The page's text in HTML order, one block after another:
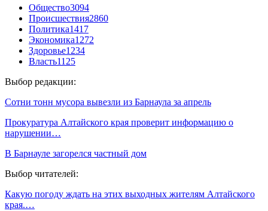
Общество3094
Происшествия2860
Политика1417
Экономика1272
Здоровье1234
Власть1125
Выбор редакции:
Сотни тонн мусора вывезли из Барнаула за апрель
Прокуратура Алтайского края проверит информацию о
нарушении…
В Барнауле загорелся частный дом
Выбор читателей:
Какую погоду ждать на этих выходных жителям Алтайского
края.…